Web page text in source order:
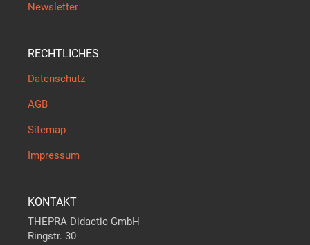
Newsletter
RECHTLICHES
Datenschutz
AGB
Sitemap
Impressum
KONTAKT
THEPRA Didactic GmbH
Ringstr. 30